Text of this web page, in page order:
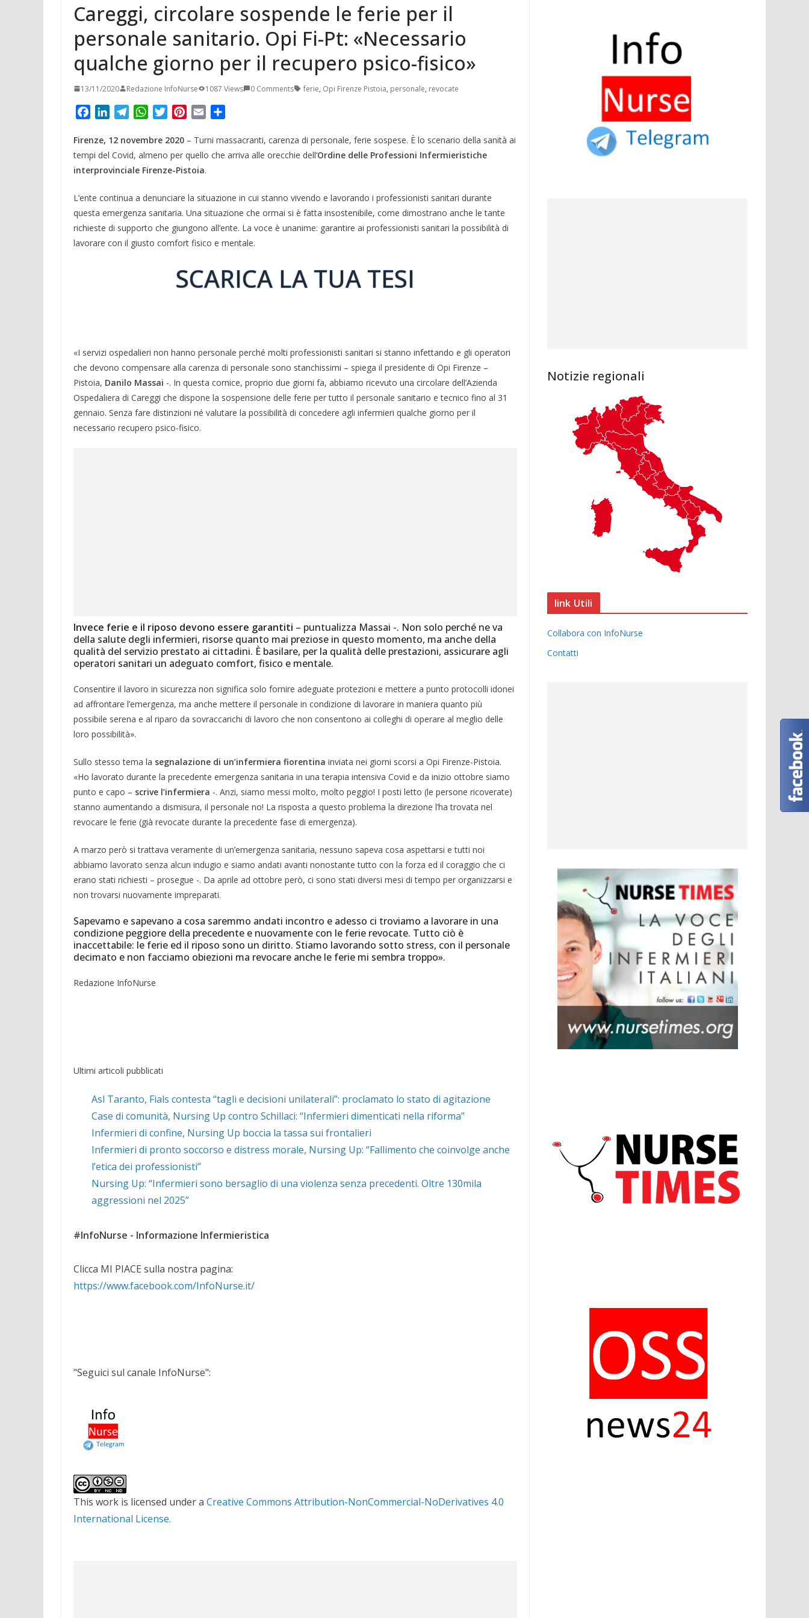
Careggi, circolare sospende le ferie per il
personale sanitario. Opi Fi-Pt: «Necessario
qualche giorno per il recupero psico-fisico»
13/11/2020 Redazione InfoNurse 1087 Views 0 Comments ferie, Opi Firenze Pistoia, personale, revocate
c
e
b
o
k
n
k
e
I
n
l
e
g
a
m
W
a
t
s
p
p
i
t
t
r
n
t
e
e
s
t
a
i
n
d
i
d
i
Firenze, 12 novembre 2020 – Turni massacranti, carenza di personale, ferie sospese. È lo scenario della sanità ai
tempi del Covid, almeno per quello che arriva alle orecchie dell’Ordine delle Professioni Infermieristiche
interprovinciale Firenze-Pistoia.
L’ente continua a denunciare la situazione in cui stanno vivendo e lavorando i professionisti sanitari durante
questa emergenza sanitaria. Una situazione che ormai si è fatta insostenibile, come dimostrano anche le tante
richieste di supporto che giungono all’ente. La voce è unanime: garantire ai professionisti sanitari la possibilità di
lavorare con il giusto comfort fisico e mentale.
SCARICA LA TUA TESI
«I servizi ospedalieri non hanno personale perché molti professionisti sanitari si stanno infettando e gli operatori
che devono compensare alla carenza di personale sono stanchissimi – spiega il presidente di Opi Firenze –
Pistoia, Danilo Massai -. In questa cornice, proprio due giorni fa, abbiamo ricevuto una circolare dell’Azienda
Ospedaliera di Careggi che dispone la sospensione delle ferie per tutto il personale sanitario e tecnico fino al 31
gennaio. Senza fare distinzioni né valutare la possibilità di concedere agli infermieri qualche giorno per il
necessario recupero psico-fisico.
Invece ferie e il riposo devono essere garantiti – puntualizza Massai -. Non solo perché ne va
della salute degli infermieri, risorse quanto mai preziose in questo momento, ma anche della
qualità del servizio prestato ai cittadini. È basilare, per la qualità delle prestazioni, assicurare agli
operatori sanitari un adeguato comfort, fisico e mentale.
Consentire il lavoro in sicurezza non significa solo fornire adeguate protezioni e mettere a punto protocolli idonei
ad affrontare l’emergenza, ma anche mettere il personale in condizione di lavorare in maniera quanto più
possibile serena e al riparo da sovraccarichi di lavoro che non consentono ai colleghi di operare al meglio delle
loro possibilità».
Sullo stesso tema la segnalazione di un’infermiera fiorentina inviata nei giorni scorsi a Opi Firenze-Pistoia.
«Ho lavorato durante la precedente emergenza sanitaria in una terapia intensiva Covid e da inizio ottobre siamo
punto e capo – scrive l’infermiera -. Anzi, siamo messi molto, molto peggio! I posti letto (le persone ricoverate)
stanno aumentando a dismisura, il personale no! La risposta a questo problema la direzione l’ha trovata nel
revocare le ferie (già revocate durante la precedente fase di emergenza).
A marzo però si trattava veramente di un’emergenza sanitaria, nessuno sapeva cosa aspettarsi e tutti noi
abbiamo lavorato senza alcun indugio e siamo andati avanti nonostante tutto con la forza ed il coraggio che ci
erano stati richiesti – prosegue -. Da aprile ad ottobre però, ci sono stati diversi mesi di tempo per organizzarsi e
non trovarsi nuovamente impreparati.
Sapevamo e sapevano a cosa saremmo andati incontro e adesso ci troviamo a lavorare in una
condizione peggiore della precedente e nuovamente con le ferie revocate. Tutto ciò è
inaccettabile: le ferie ed il riposo sono un diritto. Stiamo lavorando sotto stress, con il personale
decimato e non facciamo obiezioni ma revocare anche le ferie mi sembra troppo».
Redazione InfoNurse
Ultimi articoli pubblicati
Asl Taranto, Fials contesta “tagli e decisioni unilaterali”: proclamato lo stato di agitazione
Case di comunità, Nursing Up contro Schillaci: “Infermieri dimenticati nella riforma”
Infermieri di confine, Nursing Up boccia la tassa sui frontalieri
Infermieri di pronto soccorso e distress morale, Nursing Up: “Fallimento che coinvolge anche
l’etica dei professionisti”
Nursing Up: “Infermieri sono bersaglio di una violenza senza precedenti. Oltre 130mila
aggressioni nel 2025”
#InfoNurse - Informazione Infermieristica
Clicca MI PIACE sulla nostra pagina:
https://www.facebook.com/InfoNurse.it/
"Seguici sul canale InfoNurse":
This work is licensed under a Creative Commons Attribution-NonCommercial-NoDerivatives 4.0
International License.
Notizie regionali
link Utili
Collabora con InfoNurse
Contatti